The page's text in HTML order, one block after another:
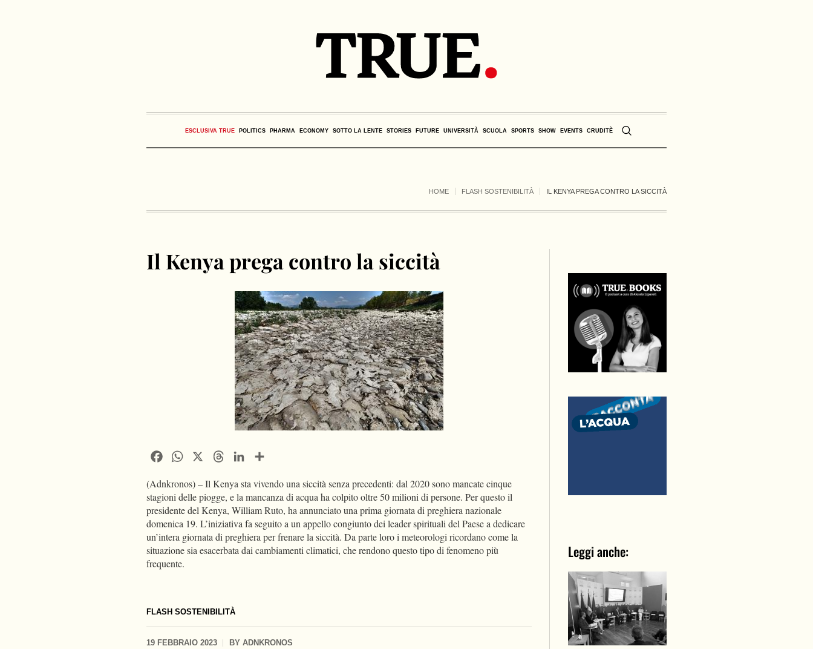
ESCLUSIVA TRUE POLITICS PHARMA ECONOMY SOTTO LA LENTE STORIES FUTURE UNIVERSITÀ SCUOLA SPORTS SHOW EVENTS CRUDITÈ
HOME FLASH SOSTENIBILITÀ IL KENYA PREGA CONTRO LA SICCITÀ
FLASH SOSTENIBILITÀ
Il Kenya prega contro la siccità
19 FEBBRAIO 2023 BY ADNKRONOS
FacebookWhatsApp ThreadsLinkedIn
(Adnkronos) – Il Kenya sta vivendo una siccità senza precedenti: dal 2020 sono mancate cinque
stagioni delle piogge, e la mancanza di acqua ha colpito oltre 50 milioni di persone. Per questo il
presidente del Kenya, William Ruto, ha annunciato una prima giornata di preghiera nazionale
domenica 19. L’iniziativa fa seguito a un appello congiunto dei leader spirituali del Paese a dedicare
un’intera giornata di preghiera per frenare la siccità. Da parte loro i meteorologi ricordano come la
situazione sia esacerbata dai cambiamenti climatici, che rendono questo tipo di fenomeno più
frequente.
Leggi anche: